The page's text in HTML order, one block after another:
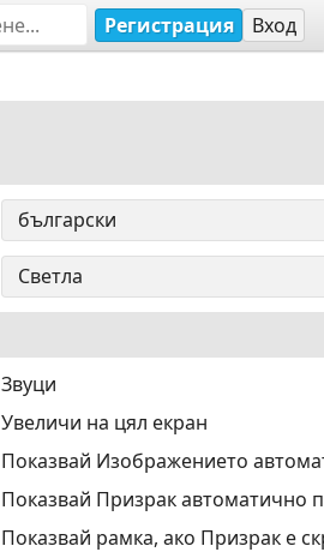
Регистрация Вход
Звуци
Увеличи на цял екран
Показвай Изображението
Показвай Призрак автоматично
Показвай рамка, ако Призрак е